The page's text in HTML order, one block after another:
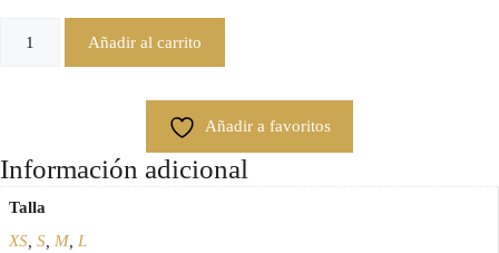
Añadir al carrito
Añadir a favoritos
Información adicional
Talla
XS, S, M, L